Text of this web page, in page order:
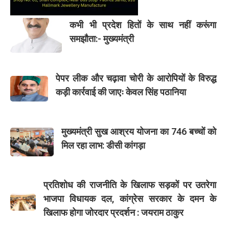
कभी भी प्रदेश हितों के साथ नहीं करूंगा
समझौता:- मुख्यमंत्री
पेपर लीक और चढ़ावा चोरी के आरोपियों के विरुद्ध
कड़ी कार्रवाई की जाएः केवल सिंह पठानिया
मुख्यमंत्री सुख आश्रय योजना का 746 बच्चों को
मिल रहा लाभ: डीसी कांगड़ा
प्रतिशोध की राजनीति के खिलाफ सड़कों पर उतरेगा
भाजपा विधायक दल, कांग्रेस सरकार के दमन के
खिलाफ होगा जोरदार प्रदर्शन : जयराम ठाकुर